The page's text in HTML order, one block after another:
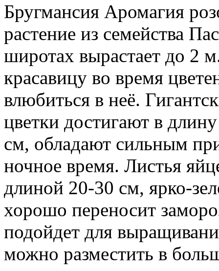
Бругмансия Аромагия
растение из семейства
широтах вырастает до 2
красавицу во время
влюбиться в неё.
цветки достигают в
см, обладают сильным
ночное время. Листья
длиной 20-30 см, ярко-
хорошо переносит
подойдет для
можно разместить в